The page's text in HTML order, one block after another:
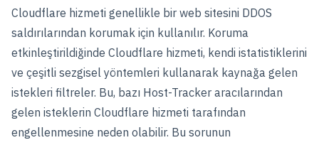
Cloudflare hizmeti genellikle bir web sitesini DDOS
saldırılarından korumak için kullanılır. Koruma
etkinleştirildiğinde Cloudflare hizmeti, kendi istatistiklerini
ve çeşitli sezgisel yöntemleri kullanarak kaynağa gelen
istekleri filtreler. Bu, bazı Host-Tracker aracılarından
gelen isteklerin Cloudflare hizmeti tarafından
engellenmesine neden olabilir. Bu sorunun